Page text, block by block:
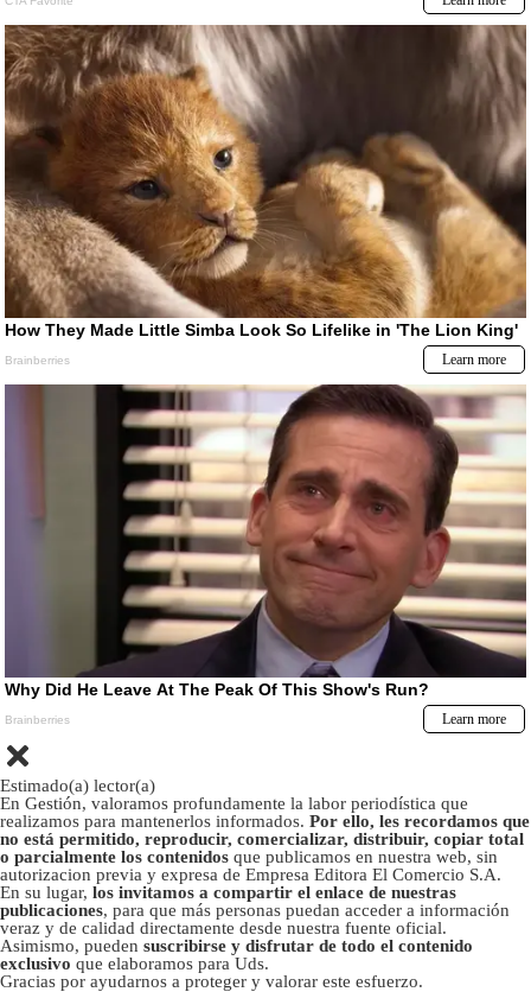
Estimado(a) lector(a)
En Gestión, valoramos profundamente la labor periodística que
realizamos para mantenerlos informados. Por ello, les recordamos que
no está permitido, reproducir, comercializar, distribuir, copiar total
o parcialmente los contenidos que publicamos en nuestra web, sin
autorizacion previa y expresa de Empresa Editora El Comercio S.A.
En su lugar, los invitamos a compartir el enlace de nuestras
publicaciones, para que más personas puedan acceder a información
veraz y de calidad directamente desde nuestra fuente oficial.
Asimismo, pueden suscribirse y disfrutar de todo el contenido
exclusivo que elaboramos para Uds.
Gracias por ayudarnos a proteger y valorar este esfuerzo.